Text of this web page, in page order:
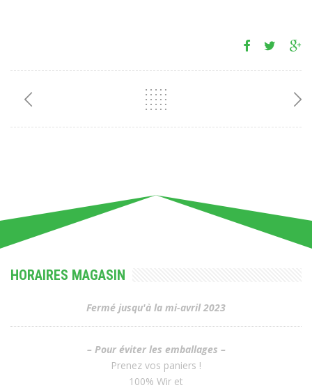
HORAIRES MAGASIN
Fermé jusqu'à la mi-avril 2023
– Pour éviter les emballages –
Prenez vos paniers !
100% Wir et